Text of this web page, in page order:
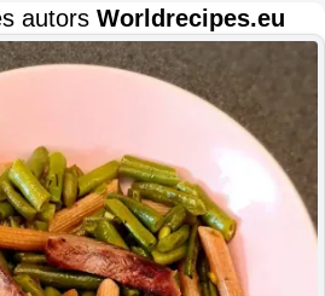
autors Worldrecipes.eu